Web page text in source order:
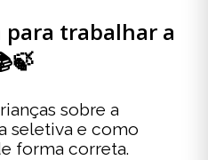
para trabalhar a
sobre a
seletiva e como
forma correta.